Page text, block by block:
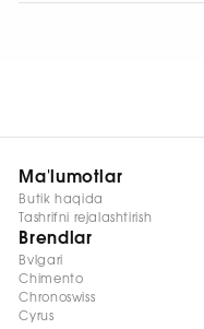
Ma'lumotlar
Butik haqida
Tashrifni rejalashtirish
Brendlar
Bvlgari
Chimento
Chronoswiss
Cyrus